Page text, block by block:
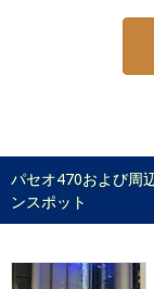
パセオ470および周
ンスポット